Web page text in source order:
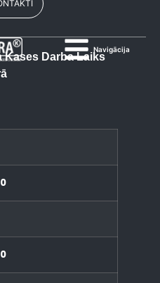
Navigācija
Kases Darba Laiks